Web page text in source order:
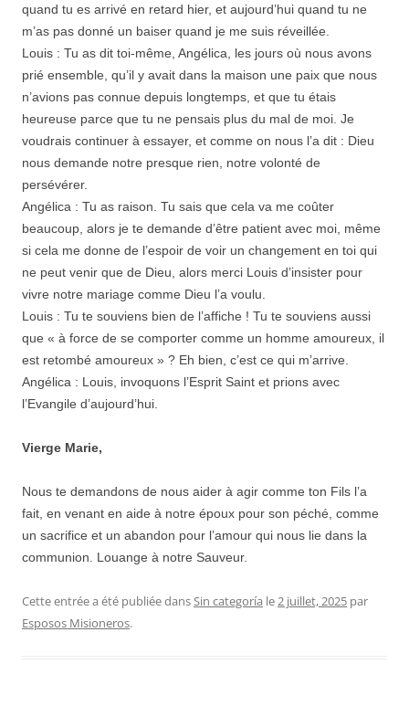
quand tu es arrivé en retard hier, et aujourd’hui quand tu ne
m’as pas donné un baiser quand je me suis réveillée.
Louis : Tu as dit toi-même, Angélica, les jours où nous avons
prié ensemble, qu’il y avait dans la maison une paix que nous
n’avions pas connue depuis longtemps, et que tu étais
heureuse parce que tu ne pensais plus du mal de moi. Je
voudrais continuer à essayer, et comme on nous l’a dit : Dieu
nous demande notre presque rien, notre volonté de
persévérer.
Angélica : Tu as raison. Tu sais que cela va me coûter
beaucoup, alors je te demande d’être patient avec moi, même
si cela me donne de l’espoir de voir un changement en toi qui
ne peut venir que de Dieu, alors merci Louis d’insister pour
vivre notre mariage comme Dieu l’a voulu.
Louis : Tu te souviens bien de l’affiche ! Tu te souviens aussi
que « à force de se comporter comme un homme amoureux, il
est retombé amoureux » ? Eh bien, c’est ce qui m’arrive.
Angélica : Louis, invoquons l’Esprit Saint et prions avec
l’Evangile d’aujourd’hui.
Vierge Marie,
Nous te demandons de nous aider à agir comme ton Fils l’a
fait, en venant en aide à notre époux pour son péché, comme
un sacrifice et un abandon pour l’amour qui nous lie dans la
communion. Louange à notre Sauveur.
Cette entrée a été publiée dansSin categoría le2 juillet, 2025 par
Esposos Misioneros.